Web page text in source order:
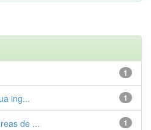
1
1
ing...
1
de ...